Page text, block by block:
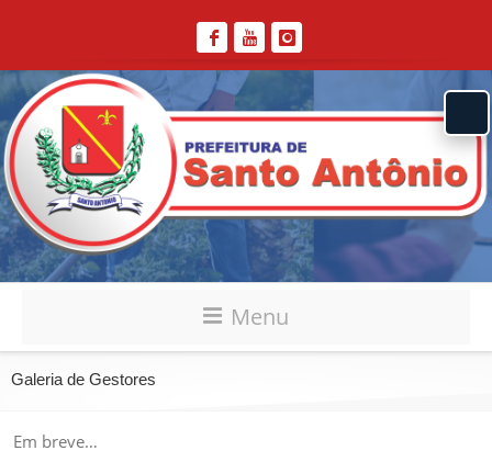
Menu
Galeria de Gestores
Em breve…